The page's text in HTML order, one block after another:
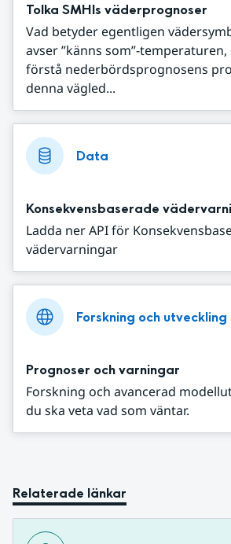
Tolka SMHIs väderprognoser
Vad betyder egentligen
avser ”känns som”-
förstå nederbördsprognosens
denna vägled...
Data
Konsekvensbaserade
Ladda ner API för
vädervarningar
Forskning och utveckling
Prognoser och varningar
Forskning och avancerad
du ska veta vad som väntar.
Relaterade länkar